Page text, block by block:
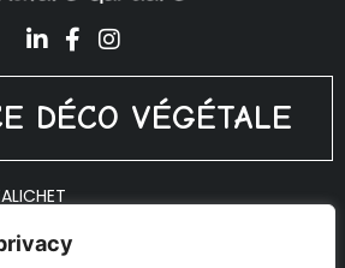
DÉCO VÉGÉTALE